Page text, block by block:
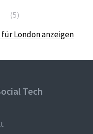
(5)
London anzeigen
Tech